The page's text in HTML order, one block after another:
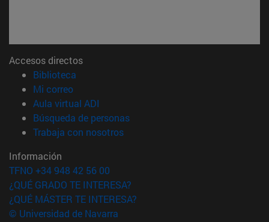
Accesos directos
Biblioteca
Mi correo(abre en nueva ventana)
Aula virtual ADI
Búsqueda de personas(abre en nueva ventana)
Trabaja con nosotros(abre en nueva ventana)
Información
TFNO +34 948 42 56 00
¿QUÉ GRADO TE INTERESA?
¿QUÉ MÁSTER TE INTERESA?
© Universidad de Navarra